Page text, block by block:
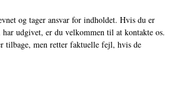
og tager ansvar for indholdet. Hvis du er
udgivet, er du velkommen til at kontakte os.
men retter faktuelle fejl, hvis de